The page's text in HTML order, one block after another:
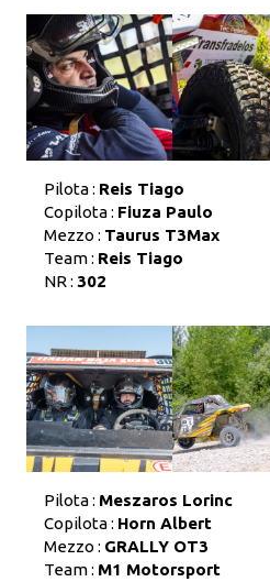
Pilota : Reis Tiago
Copilota : Fiuza Paulo
Mezzo : Taurus T3Max
Team : Reis Tiago
NR : 302
Pilota : Meszaros Lorinc
Copilota : Horn Albert
Mezzo : GRALLY OT3
Team : M1 Motorsport